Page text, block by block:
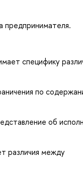
предпринимателя.
специфику
по
об
различия между